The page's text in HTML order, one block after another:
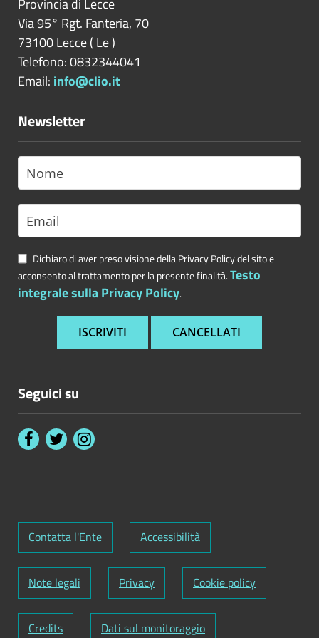
Provincia di Lecce
Via 95° Rgt. Fanteria, 70
73100Lecce( Le)
Telefono: 0832344041
Email: info@clio.it
Newsletter
Dichiaro di aver preso visione della Privacy Policy del sito e
acconsento al trattamento per la presente finalità.Testo
integrale sulla Privacy Policy.
Seguici su
Contatta l'Ente Accessibilità
Note legali Privacy Cookie policy
Credits Dati sul monitoraggio